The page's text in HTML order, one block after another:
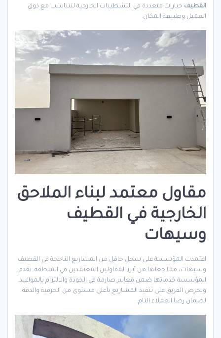
القطيف خيارات متعددة في التشطيبات الخارجية لتتناسب مع ذوق
العميل وطبيعة المكان.
مقاول معتمد لبناء الملاحق
الخارجية في القطيف
وسيهات
اعتمدت المؤسسة على سجل حافل من المشاريع الناجحة في القطيف
وسيهات، مما جعلها من أبرز المقاولين المعتمدين في المنطقة. تقدم
المؤسسة خدماتها ضمن معايير صارمة في الجودة والالتزام بالمواعيد.
ويحرص الفريق على تنفيذ المشاريع بأعلى مستوى من الحرفية والدقة
لضمان رضا العملاء التام.